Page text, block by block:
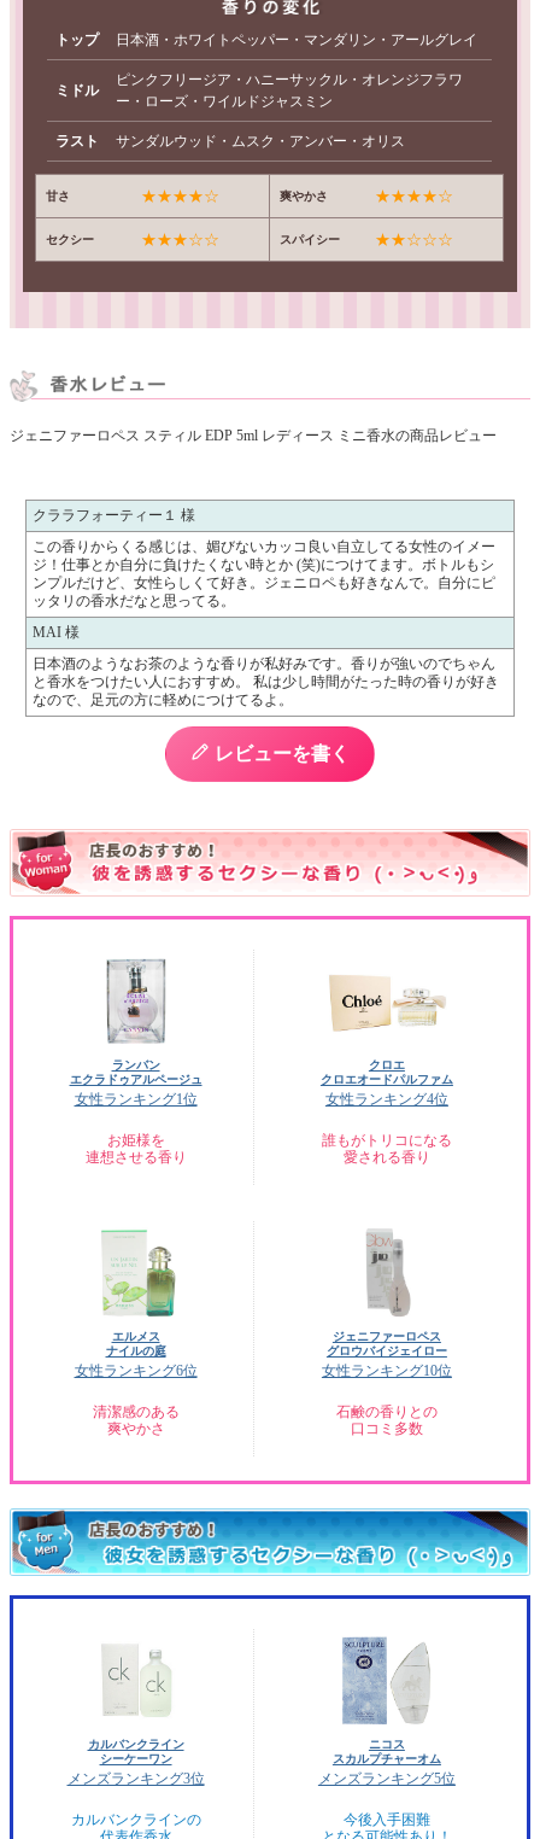
トップ 日本酒・ホワイトペッパー・マンダリン・アールグレイ
ミドル
ピンクフリージア・ハニーサックル・オレンジフラワ
ー・ローズ・ワイルドジャスミン
ラスト サンダルウッド・ムスク・アンバー・オリス
甘さ ★★★★☆ 爽やかさ ★★★★☆
セクシー ★★★☆☆ スパイシー ★★☆☆☆
ジェニファーロペス スティル EDP 5ml レディース ミニ香水の商品レビュー
クララフォーティー１ 様
この香りからくる感じは、媚びないカッコ良い自立してる女性のイメー
ジ！仕事とか自分に負けたくない時とか (笑)につけてます。ボトルもシ
ンプルだけど、女性らしくて好き。ジェニロペも好きなんで。自分にピ
ッタリの香水だなと思ってる。
MAI 様
日本酒のようなお茶のような香りが私好みです。香りが強いのでちゃん
と香水をつけたい人におすすめ。 私は少し時間がたった時の香りが好き
なので、足元の方に軽めにつけてるよ。
レビューを書く
ランバン
エクラドゥアルページュ
女性ランキング1位
お姫様を
連想させる香り
クロエ
クロエオードパルファム
女性ランキング4位
誰もがトリコになる
愛される香り
エルメス
ナイルの庭
女性ランキング6位
清潔感のある
爽やかさ
ジェニファーロペス
グロウバイジェイロー
女性ランキング10位
石鹸の香りとの
口コミ多数
カルバンクライン
シーケーワン
メンズランキング3位
カルバンクラインの
ニコス
スカルプチャーオム
メンズランキング5位
今後入手困難